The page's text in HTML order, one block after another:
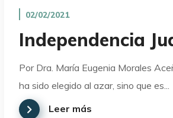
02/02/2021
Independencia
Por Dra. María Eugenia Morales
ha sido elegido al azar, sino que es...
Leer más